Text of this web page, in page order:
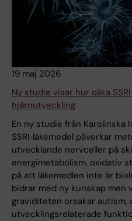
19 maj 2026
Ny studie visar hur olika
hjärnutveckling
En ny studie från
SSRI‑läkemedel påverkar
utvecklande nervceller på
energimetabolism, oxidativ
på att läkemedlen inte är
bidrar med ny kunskap men
graviditeten orsakar autism,
utvecklingsrelaterade